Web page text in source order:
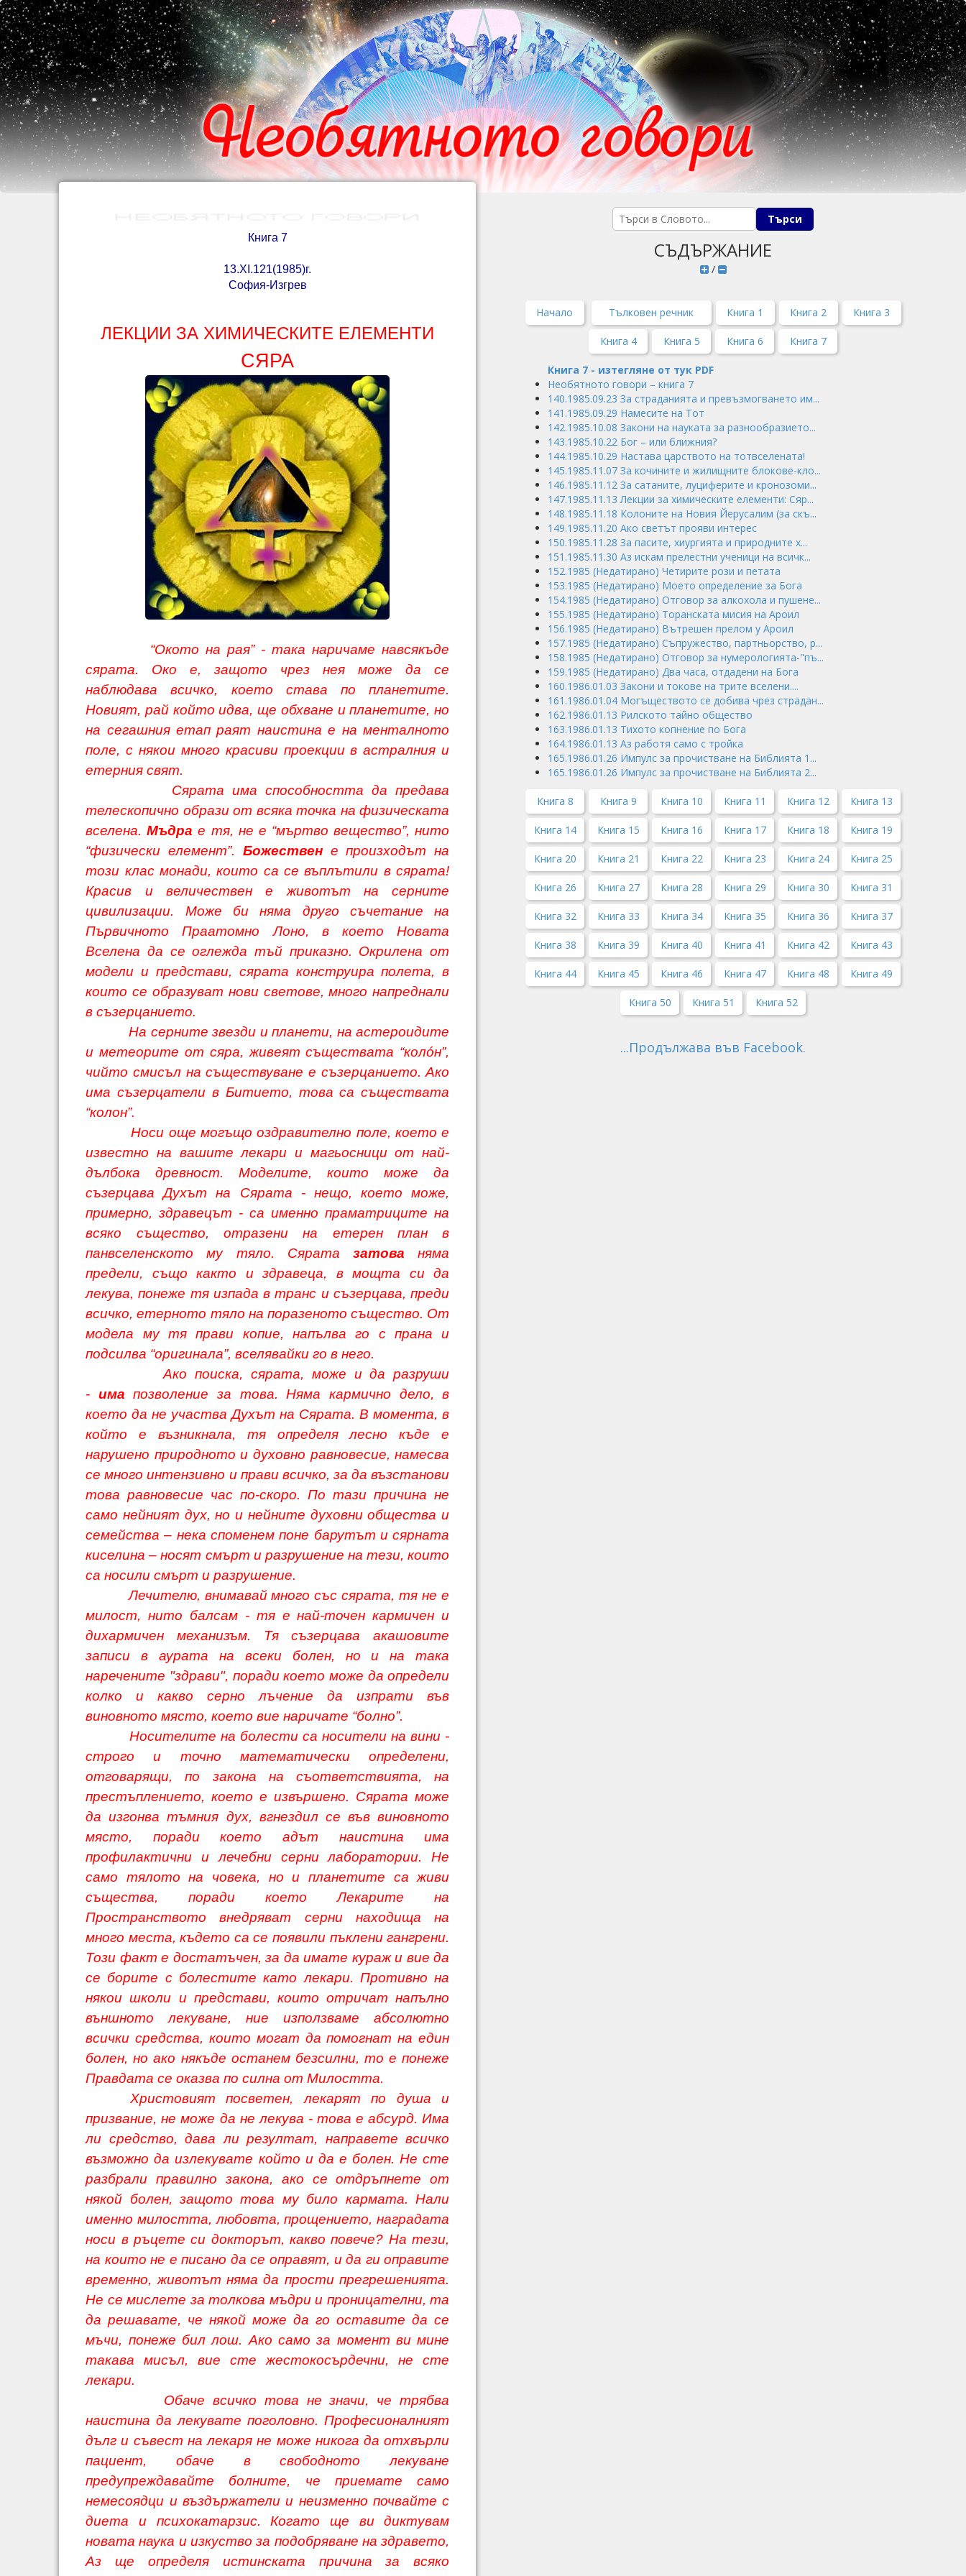
Книга 7
13.XI .121(1985)г.
София-Изгрев
ЛЕКЦИИ ЗА ХИМИЧЕСКИТЕ ЕЛЕМЕНТИ
СЯРА
“Окото на рая” - така наричаме навсякъде
сярата. Око е, защото чрез нея може да се
наблюдава всичко, което става по планетите.
Новият, рай който идва, ще обхване и планетите, но
на сегашния етап раят наистина е на менталното
поле, с някои много красиви проекции в астралния и
етерния свят.
Сярата има способността да предава
телескопично образи от всяка точка на физическата
вселена.Мъдра е тя, не е “мъртво вещество”, нито
“физически елемент”. Божествене произходът на
този клас монади, които са се въплътили в сярата!
Красив и величествен е животът на серните
цивилизации. Може би няма друго съчетание на
Първичното Праатомно Лоно, в което Новата
Вселена да се оглежда тъй приказно. Окрилена от
модели и представи, сярата конструира полета, в
които се образуват нови светове, много напреднали
в съзерцанието.
На серните звезди и планети, на астероидите
и метеорите от сяра, живеят съществата “колóн”,
чийто смисъл на съществуване е съзерцанието. Ако
има съзерцатели в Битието, това са съществата
“колон”.
Носи още могъщо оздравително поле, което е
известно на вашите лекари и магьосници от най-
дълбока древност. Моделите, които може да
съзерцава Духът на Сярата - нещо, което може,
примерно, здравецът - са именно праматриците на
всяко същество, отразени на етерен план в
панвселенското му тяло. Сяратазатова няма
предели, също както и здравеца, в мощта си да
лекува, понеже тя изпада в транс и съзерцава, преди
всичко, етерното тяло на поразеното същество. От
модела му тя прави копие, напълва го с прана и
подсилва “оригинала”, вселявайки го в него.
Ако поиска, сярата, може и да разруши
- имапозволение за това. Няма кармично дело, в
което да не участва Духът на Сярата. В момента, в
който е възникнала, тя определя лесно къде е
нарушено природното и духовно равновесие, намесва
се много интензивно и прави всичко, за да възстанови
това равновесие час по-скоро. По тази причина не
само нейният дух, но и нейните духовни общества и
семейства – нека споменем поне барутът и сярната
киселина – носят смърт и разрушение на тези, които
са носили смърт и разрушение.
Лечителю, внимавай много със сярата, тя не е
милост, нито балсам - тя е най-точен кармичен и
дихармичен механизъм. Тя съзерцава акашовите
записи в аурата на всеки болен, но и на така
наречените "здрави", поради което може да определи
колко и какво серно лъчение да изпрати във
виновното място, което вие наричате “болно”.
Носителите на болести са носители на вини -
строго и точно математически определени,
отговарящи, по закона на съответствията, на
престъплението, което е извършено. Сярата може
да изгонва тъмния дух, вгнездил се във виновното
място, поради което адът наистина има
профилактични и лечебни серни лаборатории. Не
само тялото на човека, но и планетите са живи
същества, поради което Лекарите на
Пространството внедряват серни находища на
много места, където са се появили пъклени гангрени.
Този факт е достатъчен, за да имате кураж и вие да
се борите с болестите като лекари. Противно на
някои школи и представи, които отричат напълно
външното лекуване, ние използваме абсолютно
всички средства, които могат да помогнат на един
болен, но ако някъде останем безсилни, то е понеже
Правдата се оказва по силна от Милостта.
Христовият посветен, лекарят по душа и
призвание, не може да не лекува - това е абсурд. Има
ли средство, дава ли резултат, направете всичко
възможно да излекувате който и да е болен. Не сте
разбрали правилно закона, ако се отдръпнете от
някой болен, защото това му било кармата. Нали
именно милостта, любовта, прощението, наградата
носи в ръцете си докторът, какво повече? На тези,
на които не е писано да се оправят, и да ги оправите
временно, животът няма да прости прегрешенията.
Не се мислете за толкова мъдри и проницателни, та
да решавате, че някой може да го оставите да се
мъчи, понеже бил лош. Ако само за момент ви мине
такава мисъл, вие сте жестокосърдечни, не сте
лекари.
Обаче всичко това не значи, че трябва
наистина да лекувате поголовно. Професионалният
дълг и съвест на лекаря не може никога да отхвърли
пациент, обаче в свободното лекуване
предупреждавайте болните, че приемате само
немесоядци и въздържатели и неизменно почвайте с
диета и психокатарзис. Когато ще ви диктувам
новата наука и изкуство за подобряване на здравето,
Аз ще определя истинската причина за всяко
СЪДЪРЖАНИЕ
/
Начало Тълковен речник Книга 1 Книга 2 Книга 3
Книга 4 Книга 5 Книга 6 Книга 7
Книга 7 - изтегляне от тук PDF
Необятното говори – книга 7
140.1985.09.23 За страданията и превъзмогването им...
141.1985.09.29 Намесите на Тот
142.1985.10.08 Закони на науката за разнообразието...
143.1985.10.22 Бог – или ближния?
144.1985.10.29 Настава царството на тотвселената!
145.1985.11.07 За кочините и жилищните блокове-кло...
146.1985.11.12 За сатаните, луциферите и кронозоми...
147.1985.11.13 Лекции за химическите елементи: Сяр...
148.1985.11.18 Колоните на Новия Йерусалим (за скъ...
149.1985.11.20 Ако светът прояви интерес
150.1985.11.28 За пасите, хиургията и природните х...
151.1985.11.30 Аз искам прелестни ученици на всичк...
152.1985 (Недатирано) Четирите рози и петата
153.1985 (Недатирано) Моето определение за Бога
154.1985 (Недатирано) Отговор за алкохола и пушене...
155.1985 (Недатирано) Торанската мисия на Ароил
156.1985 (Недатирано) Вътрешен прелом у Ароил
157.1985 (Недатирано) Съпружество, партньорство, р...
158.1985 (Недатирано) Отговор за нумерологията-"пъ...
159.1985 (Недатирано) Два часа, отдадени на Бога
160.1986.01.03 Закони и токове на трите вселени....
161.1986.01.04 Могъществото се добива чрез страдан...
162.1986.01.13 Рилското тайно общество
163.1986.01.13 Тихото копнение по Бога
164.1986.01.13 Аз работя само с тройка
165.1986.01.26 Импулс за прочистване на Библията 1...
165.1986.01.26 Импулс за прочистване на Библията 2...
Книга 8 Книга 9 Книга 10 Книга 11 Книга 12 Книга 13
Книга 14 Книга 15 Книга 16 Книга 17 Книга 18 Книга 19
Книга 20 Книга 21 Книга 22 Книга 23 Книга 24 Книга 25
Книга 26 Книга 27 Книга 28 Книга 29 Книга 30 Книга 31
Книга 32 Книга 33 Книга 34 Книга 35 Книга 36 Книга 37
Книга 38 Книга 39 Книга 40 Книга 41 Книга 42 Книга 43
Книга 44 Книга 45 Книга 46 Книга 47 Книга 48 Книга 49
Книга 50 Книга 51 Книга 52
...Продължава във Facebook.